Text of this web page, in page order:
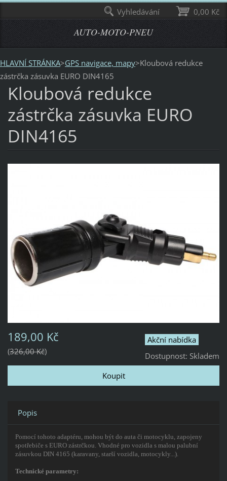
AUTO-MOTO-PNEU
HLAVNÍ STRÁNKA>GPS navigace, mapy>Kloubová redukce
zástrčka zásuvka EURO DIN4165
Kloubová redukce
zástrčka zásuvka EURO
DIN4165
Akční nabídka
Dostupnost: Skladem
189,00 Kč
326,00 Kč
Popis
Pomocí tohoto adaptéru, mohou být do auta či motocyklu, zapojeny
spotřebiče s EURO zástrčkou. Vhodné pro vozidla s malou palubní
zásuvkou DIN 4165 (karavany, starší vozidla, motocykly...).
Technické parametry:
0,00 Kč
Vyhledávání